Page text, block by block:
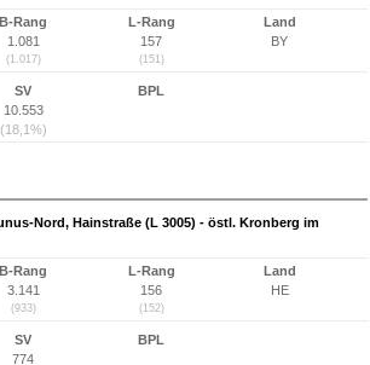
B-Rang
1.081
(1.017)
L-Rang
157
(151)
Land
BY
SV
10.553
(18,1%)
BPL
Nord, Hainstraße (L 3005) - östl. Kronberg im
B-Rang
3.141
(933)
L-Rang
156
(152)
Land
HE
SV
774
BPL